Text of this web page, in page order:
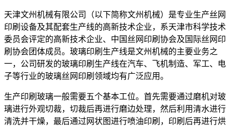
天津文州机械有限公司（以下简称文州机械）是专业生产丝网
印刷设备及其配套生产线的高新技术企业，系天津市科学技术
委员会评定的高新技术企业、中国丝网印刷协会及国际丝网印
刷协会团体成员。玻璃印刷生产线是文州机械的主要业务之
一，公司研发的玻璃印刷生产线在汽车、飞机制造、军工、电
子等行业的玻璃丝网印刷领域均有广泛应用。
生产印刷玻璃一般需要五个基本工位。首先需要通过磨机对玻
璃进行外观切裁，切裁后再进行磨边处理，然后利用清水进行
清洗并干燥，最后通过网状图进行喷油印刷，印刷后再进行烘